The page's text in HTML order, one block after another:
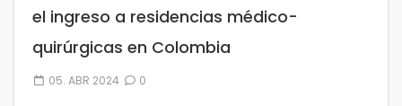
el ingreso a residencias médico-
quirúrgicas en Colombia
05. ABR 2024 0